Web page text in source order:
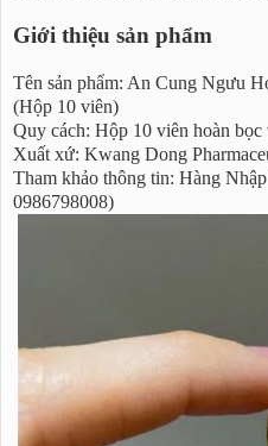
Giới thiệu sản phẩm
Tên sản phẩm: An Cung Ngưu
(Hộp 10 viên)
Quy cách: Hộp 10 viên hoàn
Xuất xứ: Kwang Dong
Tham khảo thông tin: Hàng
0986798008)